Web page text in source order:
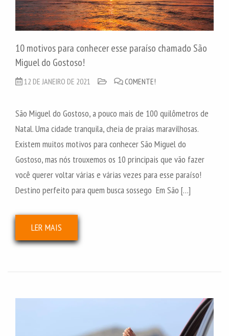
10 motivos para conhecer esse paraíso chamado São
Miguel do Gostoso!
12 DE JANEIRO DE 2021 COMENTE!
São Miguel do Gostoso, a pouco mais de 100 quilômetros de
Natal. Uma cidade tranquila, cheia de praias maravilhosas.
Existem muitos motivos para conhecer São Miguel do
Gostoso, mas nós trouxemos os 10 principais que vão fazer
você querer voltar várias e várias vezes para esse paraíso!
Destino perfeito para quem busca sossego Em São […]
LER MAIS